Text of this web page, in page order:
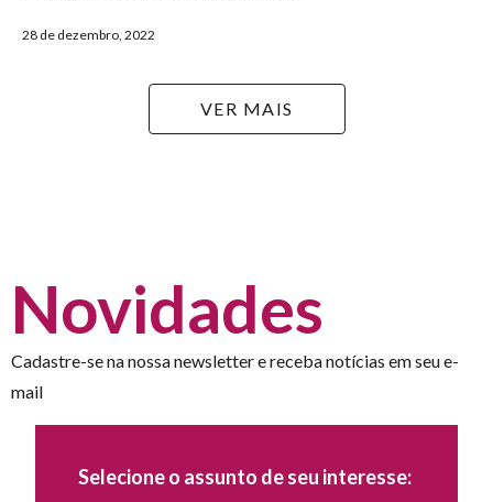
28 de dezembro, 2022
VER MAIS
Novidades
Cadastre-se na nossa newsletter e receba notícias em seu e-
mail
Selecione o assunto de seu interesse: